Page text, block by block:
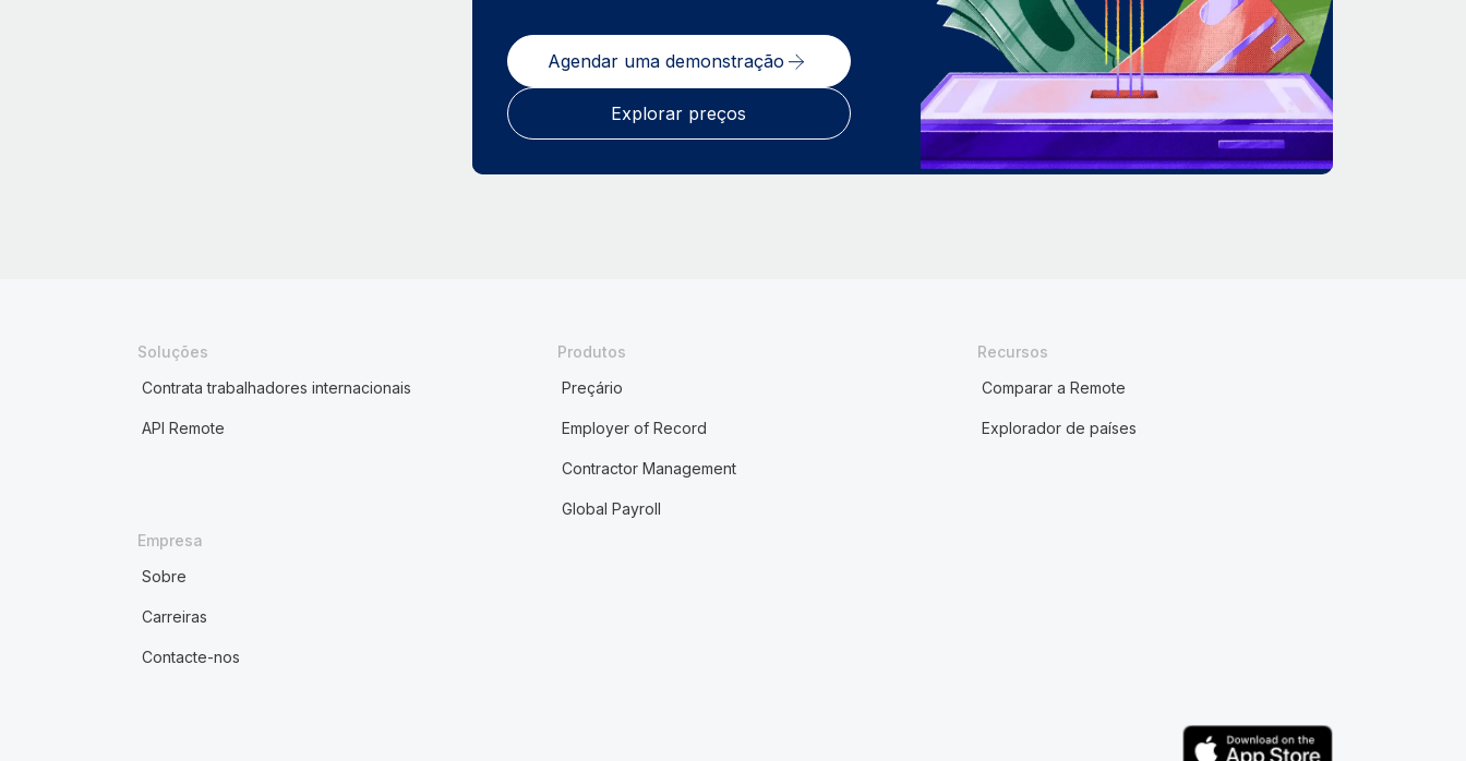
Agendar uma demonstração
Explorar preços
Soluções
Contrata trabalhadores internacionais
API Remote
Produtos
Preçário
Employer of Record
Contractor Management
Global Payroll
Recursos
Comparar a Remote
Explorador de países
Empresa
Sobre
Carreiras
Contacte-nos